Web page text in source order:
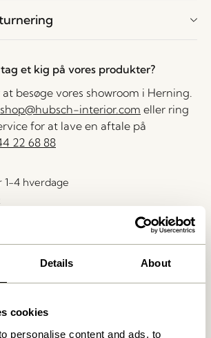
Details About
cookies
personalise content and ads, to
et kig på vores produkter?
besøge vores showroom i Herning.
shop@hubsch-interior.com eller ring
for at lave en aftale på
22 68 88
1-4 hverdage
varer